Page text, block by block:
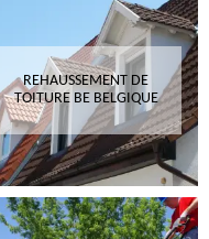
REHAUSSEMENT DE
TOITURE BE BELGIQUE